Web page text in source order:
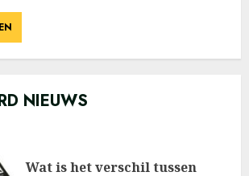
NIEUWS
Wat is het verschil tussen